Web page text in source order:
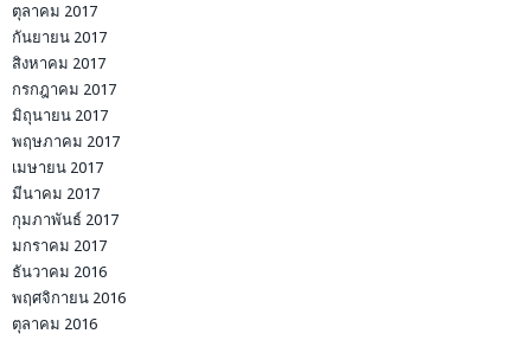
ตุลาคม 2017
กันยายน 2017
สิงหาคม 2017
กรกฎาคม 2017
มิถุนายน 2017
พฤษภาคม 2017
เมษายน 2017
มีนาคม 2017
กุมภาพันธ์ 2017
มกราคม 2017
ธันวาคม 2016
พฤศจิกายน 2016
ตุลาคม 2016